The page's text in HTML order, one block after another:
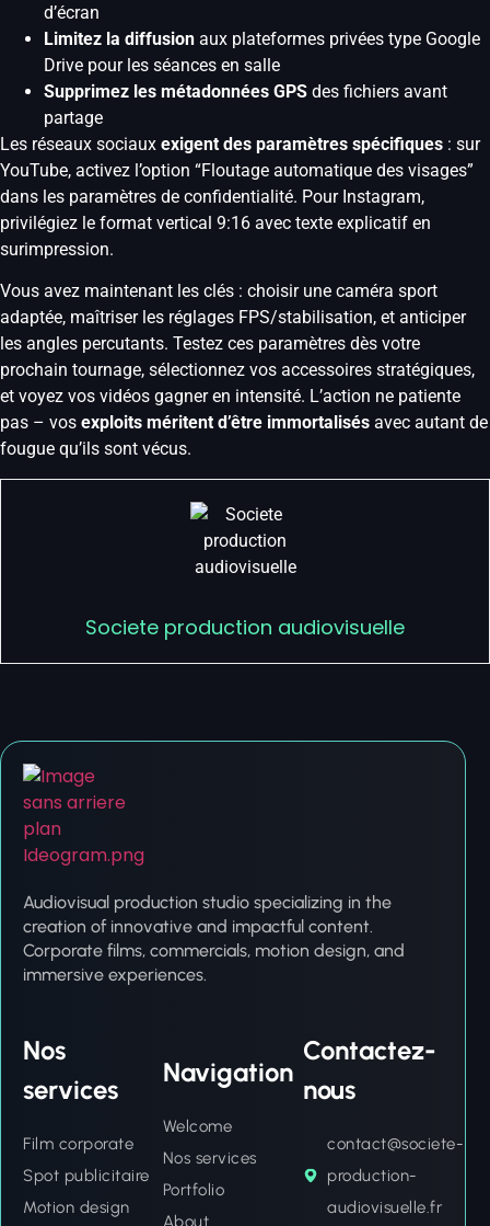
d’écran
Limitez la diffusion aux plateformes privées type Google
Drive pour les séances en salle
Supprimez les métadonnées GPS des fichiers avant
partage
Les réseaux sociaux exigent des paramètres spécifiques : sur
YouTube, activez l’option “Floutage automatique des visages”
dans les paramètres de confidentialité. Pour Instagram,
privilégiez le format vertical 9:16 avec texte explicatif en
surimpression.
Vous avez maintenant les clés : choisir une caméra sport
adaptée, maîtriser les réglages FPS/stabilisation, et anticiper
les angles percutants. Testez ces paramètres dès votre
prochain tournage, sélectionnez vos accessoires stratégiques,
et voyez vos vidéos gagner en intensité. L’action ne patiente
pas – vos exploits méritent d’être immortalisés avec autant de
fougue qu’ils sont vécus.
Societe production audiovisuelle
Audiovisual production studio specializing in the
creation of innovative and impactful content.
Corporate films, commercials, motion design, and
immersive experiences.
Nos
services
Film corporate
Spot publicitaire
Motion design
Navigation
Welcome
Nos services
Portfolio
About
Contactez-
nous
contact@societe-
production-
audiovisuelle.fr